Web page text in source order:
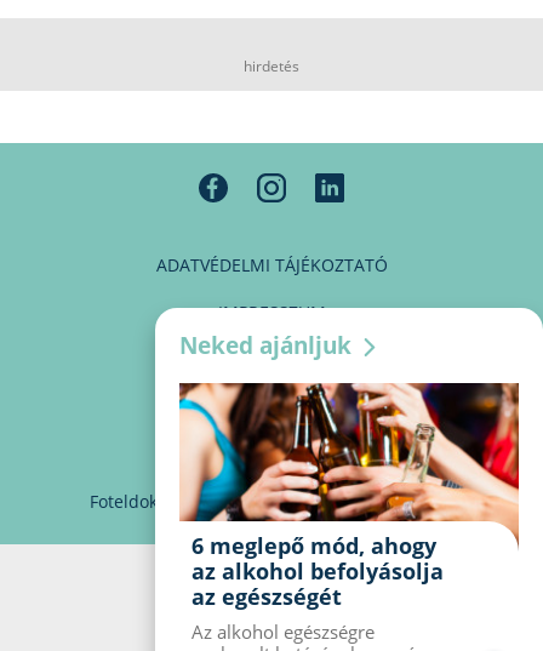
hirdetés
ADATVÉDELMI TÁJÉKOZTATÓ
IMPRESSZUM
MÉDIAAJÁNLAT
PARTNEREINK
KAPCSOLAT
Foteldoki info@foteldoki.hu Süti beállítások
Neked ajánljuk
6 meglepő mód, ahogy
az alkohol befolyásolja
az egészségét
Az alkohol egészségre